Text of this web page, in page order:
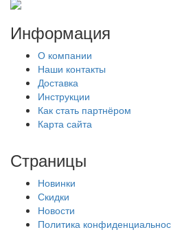
Информация
О компании
Наши контакты
Доставка
Инструкции
Как стать партнёром
Карта сайта
Страницы
Новинки
Скидки
Новости
Политика